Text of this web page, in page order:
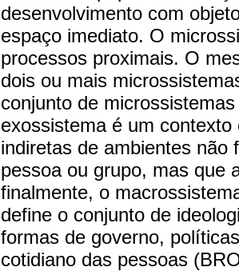
desenvolvimento com
espaço imediato. O
processos proximais. O
dois ou mais
conjunto de
exossistema é um
indiretas de ambientes não
pessoa ou grupo, mas que
finalmente, o
define o conjunto de
formas de governo,
cotidiano das pessoas